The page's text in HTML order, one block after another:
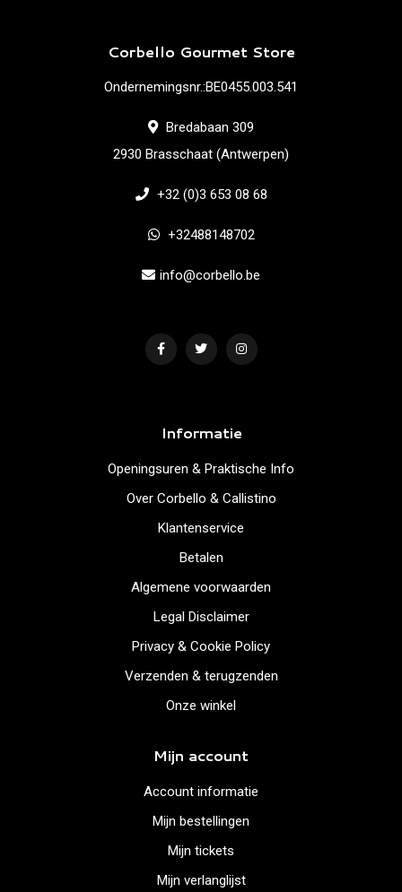
Corbello Gourmet Store
Ondernemingsnr.:BE0455.003.541
Bredabaan 309
2930 Brasschaat (Antwerpen)
+32 (0)3 653 08 68
+32488148702
info@corbello.be
Informatie
Openingsuren & Praktische Info
Over Corbello & Callistino
Klantenservice
Betalen
Algemene voorwaarden
Legal Disclaimer
Privacy & Cookie Policy
Verzenden & terugzenden
Onze winkel
Mijn account
Account informatie
Mijn bestellingen
Mijn tickets
Mijn verlanglijst